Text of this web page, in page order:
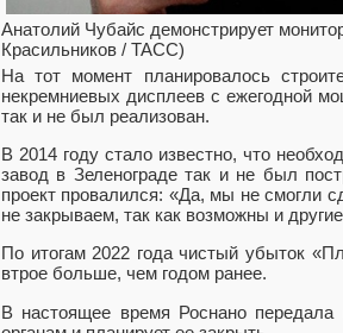
Анатолий Чубайс демонстрирует
Красильников / ТАСС)
На тот момент планировалось
некремниевых дисплеев с ежегодной
так и не был реализован.
В 2014 году стало известно, что
завод в Зеленограде так и не был
проект провалился: «Да, мы не смогли
не закрываем, так как возможны и
По итогам 2022 года чистый убыток
втрое больше, чем годом ранее.
В настоящее время Роснано передала